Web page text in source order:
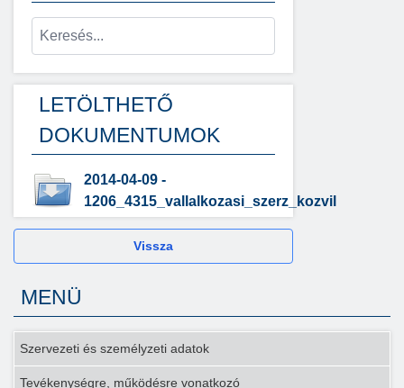
LETÖLTHETŐ
DOKUMENTUMOK
2014-04-09 -
1206_4315_vallalkozasi_szerz_kozvil
Vissza
MENÜ
Szervezeti és személyzeti adatok
Tevékenységre, működésre vonatkozó